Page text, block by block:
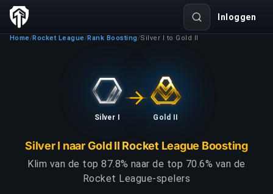
Inloggen
Home /Rocket League /Rank Boosting /Silver I to Gold II
Silver I Gold II
Silver I naar Gold II Rocket League Boosting
Klim van de top 87.8% naar de top 70.6% van de
Rocket League-spelers